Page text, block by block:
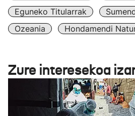
Eguneko Titularrak
Ozeania
Hondamendi
Zure interesekoa